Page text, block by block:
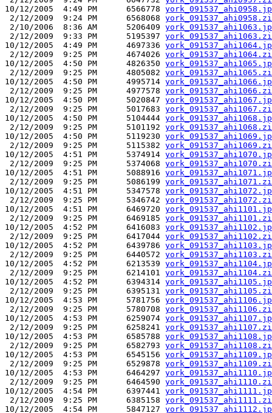
10/12/2005  4:49 PM      6566778
2/12/2009  9:24 PM      6568068
2/10/2006  8:36 AM      5206409
2/12/2009  9:33 PM      5195397
10/12/2005  4:49 PM      4697336
2/12/2009  9:25 PM      4674026
10/12/2005  4:50 PM      4826350
2/12/2009  9:25 PM      4805082
10/12/2005  4:50 PM      4995714
2/12/2009  9:25 PM      4977578
10/12/2005  4:50 PM      5020847
2/12/2009  9:25 PM      5017683
10/12/2005  4:50 PM      5104444
2/12/2009  9:25 PM      5101192
10/12/2005  4:50 PM      5119230
2/12/2009  9:25 PM      5115382
10/12/2005  4:51 PM      5374914
2/12/2009  9:25 PM      5374068
10/12/2005  4:51 PM      5088916
2/12/2009  9:25 PM      5086199
10/12/2005  4:51 PM      5347578
2/12/2009  9:25 PM      5346742
10/12/2005  4:51 PM      6469720
2/12/2009  9:25 PM      6469185
10/12/2005  4:52 PM      6416083
2/12/2009  9:25 PM      6417044
10/12/2005  4:52 PM      6439786
2/12/2009  9:25 PM      6440572
10/12/2005  4:52 PM      6213539
2/12/2009  9:25 PM      6214101
10/12/2005  4:52 PM      6394314
2/12/2009  9:25 PM      6395131
10/12/2005  4:53 PM      5781756
2/12/2009  9:25 PM      5780708
10/12/2005  4:53 PM      6259074
2/12/2009  9:25 PM      6258241
10/12/2005  4:53 PM      6585788
2/12/2009  9:25 PM      6582793
10/12/2005  4:53 PM      6545156
2/12/2009  9:25 PM      6529878
10/12/2005  4:53 PM      6464297
2/12/2009  9:25 PM      6464590
10/12/2005  4:54 PM      6397441
2/12/2009  9:25 PM      6385158
10/12/2005  4:54 PM      5847127